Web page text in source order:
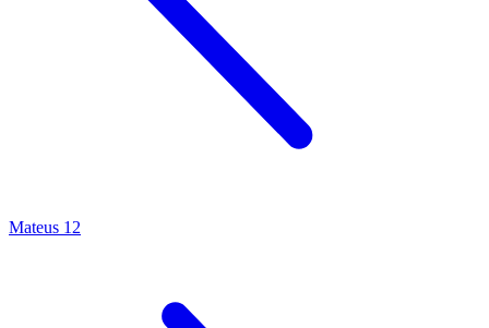
Mateus 12